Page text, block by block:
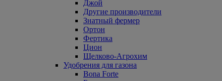
Джой
Другие производители
Знатный фермер
Ортон
Фертика
Цион
Щелково-Агрохим
Удобрения для газона
Bona Forte